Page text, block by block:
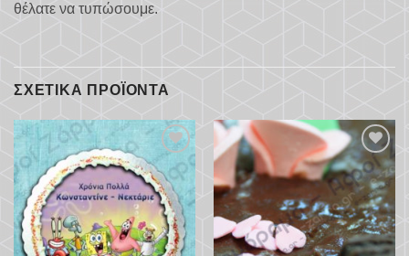
θέλατε να τυπώσουμε.
ΣΧΕΤΙΚΆ ΠΡΟΪΌΝΤΑ
Προσθήκη
στα
αγαπημένα
Προσθήκη
στα
αγαπημένα